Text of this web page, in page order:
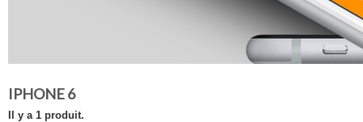
IPHONE 6
Il y a 1 produit.